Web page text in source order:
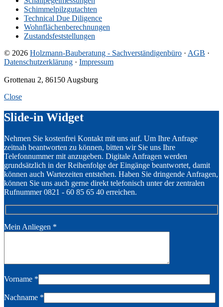
Schimmelpilzgutachten
Technical Due Diligence
Wohnflächenberechnungen
Zustandsfeststellungen
© 2026 Holzmann-Bauberatung - Sachverständigenbüro · AGB ·
Datenschutzerklärung · Impressum
Grottenau 2, 86150 Augsburg
Close
Slide-in Widget
Nehmen Sie kostenfrei Kontakt mit uns auf. Um Ihre Anfrage
zeitnah beantworten zu können, bitten wir Sie uns Ihre
Telefonnummer mit anzugeben. Digitale Anfragen werden
grundsätzlich in der Reihenfolge der Eingänge beantwortet, damit
können auch Wartezeiten entstehen. Haben Sie dringende Anfragen,
können Sie uns auch gerne direkt telefonisch unter der zentralen
Rufnummer 0821 - 60 85 65 40 erreichen.
Mein Anliegen *
Vorname *
Nachname *